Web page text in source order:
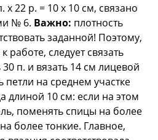
х 22 р. = 10 х 10 см, связано
№ 6. Важно: плотность
заданной! Поэтому,
работе, следует связать
п. и вязать 14 см лицевой
петли на среднем участке
длиной 10 см: если на этом
поменять спицы на более
более тонкие. Главное,